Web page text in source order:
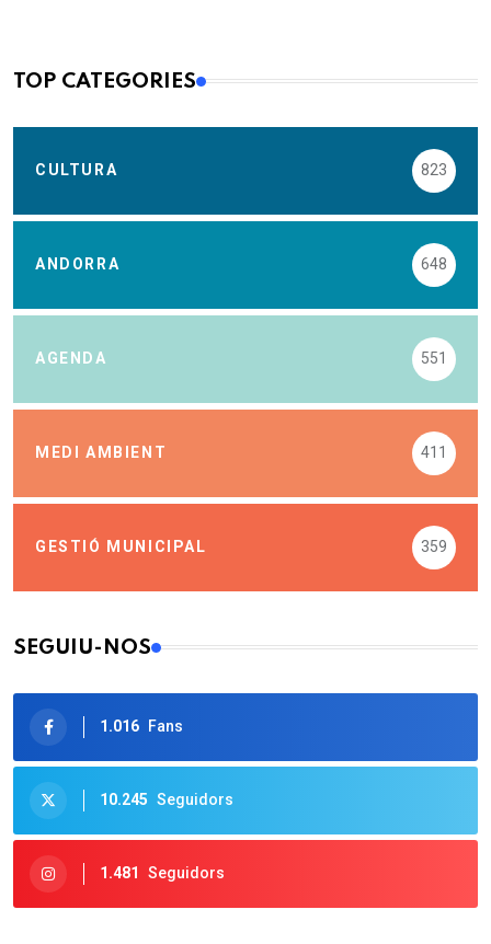
TOP CATEGORIES
CULTURA 823
ANDORRA 648
AGENDA 551
MEDI AMBIENT 411
GESTIÓ MUNICIPAL 359
SEGUIU-NOS
1.016 Fans
10.245 Seguidors
1.481 Seguidors